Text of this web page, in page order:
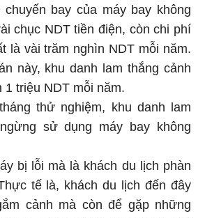
bay của máy bay không
chục NDT tiền điện, còn chi phí
là vài trăm nghìn NDT mỗi năm.
này, khu danh lam thắng cảnh
1 triệu NDT mỗi năm.
thử nghiệm, khu danh lam
sử dụng máy bay không
bị lỗi mà là khách du lịch phàn
tế là, khách du lịch đến đây
cảnh mà còn để gặp những